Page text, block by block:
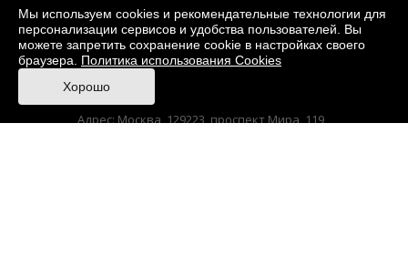
© 2026 Музей кино
При поддержке Министерства культуры РФ
Адрес: Москва, 129223, проспект Мира, 119,
Мы используем cookies и рекомендательные технологии для
персонализации сервисов и удобства пользователей. Вы
можете запретить сохранение cookie в настройках своего
браузера. Политика использования Cookies
Хорошо